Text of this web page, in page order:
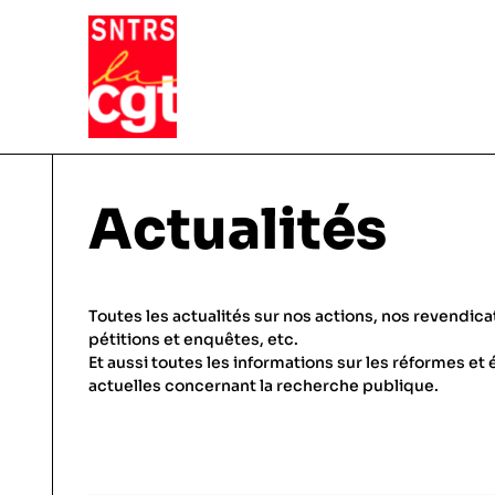
VIE DU SYNDICAT
Pourquoi et comment Adhérer
Notre fonctionnement
THÉMATIQUES
Conditions de travail
Actualités
Toutes les actualités sur nos actions, nos
pétitions et enquêtes, etc.
Et aussi toutes les informations sur les réformes et
actuelles concernant la recherche publique.